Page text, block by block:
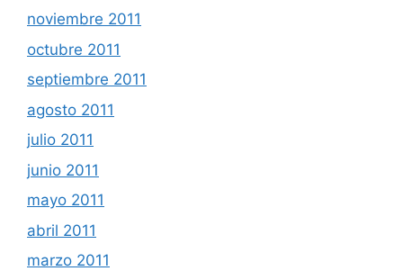
noviembre 2011
octubre 2011
septiembre 2011
agosto 2011
julio 2011
junio 2011
mayo 2011
abril 2011
marzo 2011